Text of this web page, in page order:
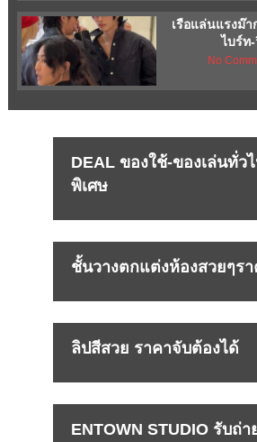
เรือแล่นแรงม๊
ไบร์ท
No
DEAL ของใช้-ของเล่นทั่ว
พิเศษ
ชั้นวางตกแต่งห้องสวยๆรา
ลิปสีสวย ราคาจับต้องได้
ENTOWN STUDIO รับถ่า